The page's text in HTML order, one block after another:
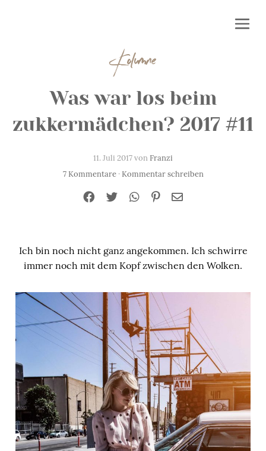
Kolumne
Was war los beim
zukkermädchen? 2017 #11
11. Juli 2017 vonFranzi
7 Kommentare· Kommentar schreiben
Ich bin noch nicht ganz angekommen. Ich schwirre
immer noch mit dem Kopf zwischen den Wolken.